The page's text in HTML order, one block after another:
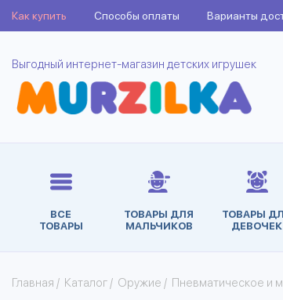
Как купить Способы оплаты Варианты
Выгодный интернет-магазин детских игрушек
ВСЕ
ТОВАРЫ
ТОВАРЫ ДЛЯ
МАЛЬЧИКОВ
ТОВАРЫ
ДЕВОЧЕК
Главная / Каталог / Оружие / Пневматическое и